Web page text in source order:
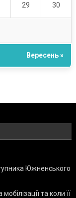
29 30
Вересень »
Южненського
та коли її